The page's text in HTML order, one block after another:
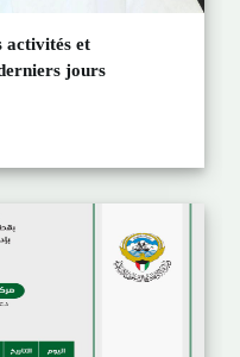
activités et
jours